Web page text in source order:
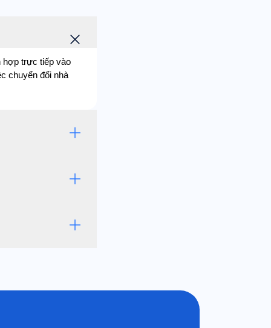
hợp trực tiếp vào
chuyển đổi nhà